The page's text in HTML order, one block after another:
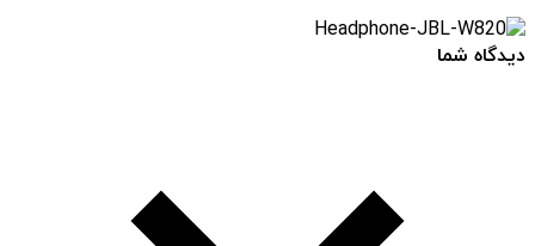
دیدگاه شما